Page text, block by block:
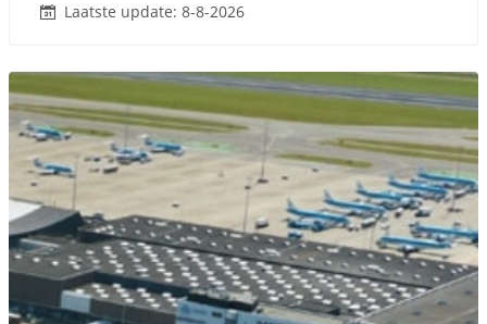
Laatste update: 8-8-2026